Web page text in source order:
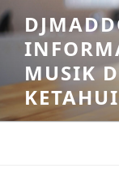
Skip
to
content
MUSIK
KETAHUI